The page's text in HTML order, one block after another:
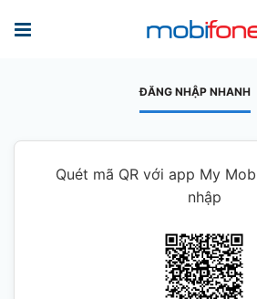
ĐĂNG NHẬP NHANH
Quét mã QR với app My
nhập